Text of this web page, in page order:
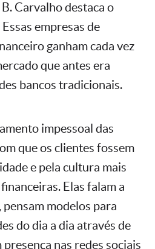
Carvalho destaca o
empresas de
ganham cada vez
que antes era
bancos tradicionais.
impessoal das
que os clientes fossem
e pela cultura mais
Elas falam a
modelos para
do dia a dia através de
nas redes sociais